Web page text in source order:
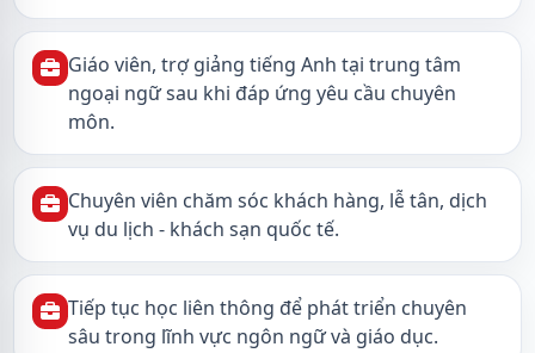
Giáo viên, trợ giảng tiếng Anh tại trung tâm
ngoại ngữ sau khi đáp ứng yêu cầu chuyên
môn.
Chuyên viên chăm sóc khách hàng, lễ tân, dịch
vụ du lịch - khách sạn quốc tế.
Tiếp tục học liên thông để phát triển chuyên
sâu trong lĩnh vực ngôn ngữ và giáo dục.